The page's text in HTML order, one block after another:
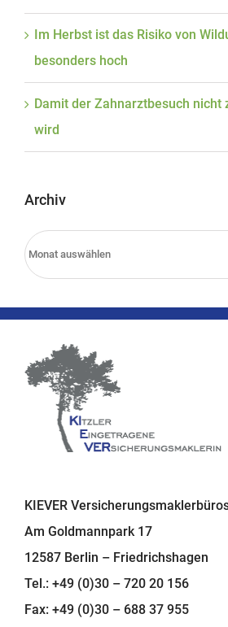
Im Herbst ist das Risiko von
besonders hoch
Damit der Zahnarztbesuch nicht
wird
Archiv
Archiv
KIEVER
Am Goldmannpark 17
12587 Berlin – Friedrichshagen
Tel.: +49 (0)30 – 720 20 156
Fax: +49 (0)30 – 688 37 955